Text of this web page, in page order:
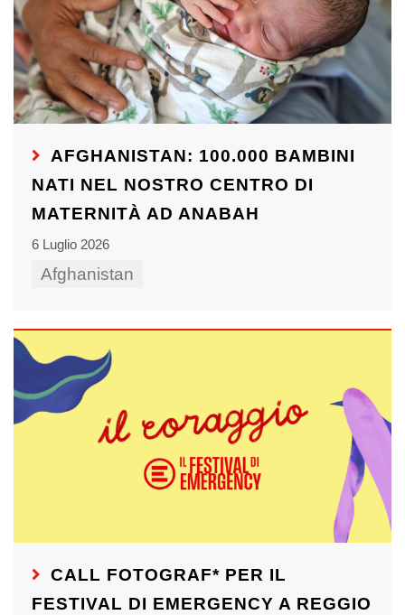
AFGHANISTAN: 100.000 BAMBINI
NATI NEL NOSTRO CENTRO DI
MATERNITÀ AD ANABAH
6 Luglio 2026
Afghanistan
CALL FOTOGRAF* PER IL
FESTIVAL DI EMERGENCY A REGGIO